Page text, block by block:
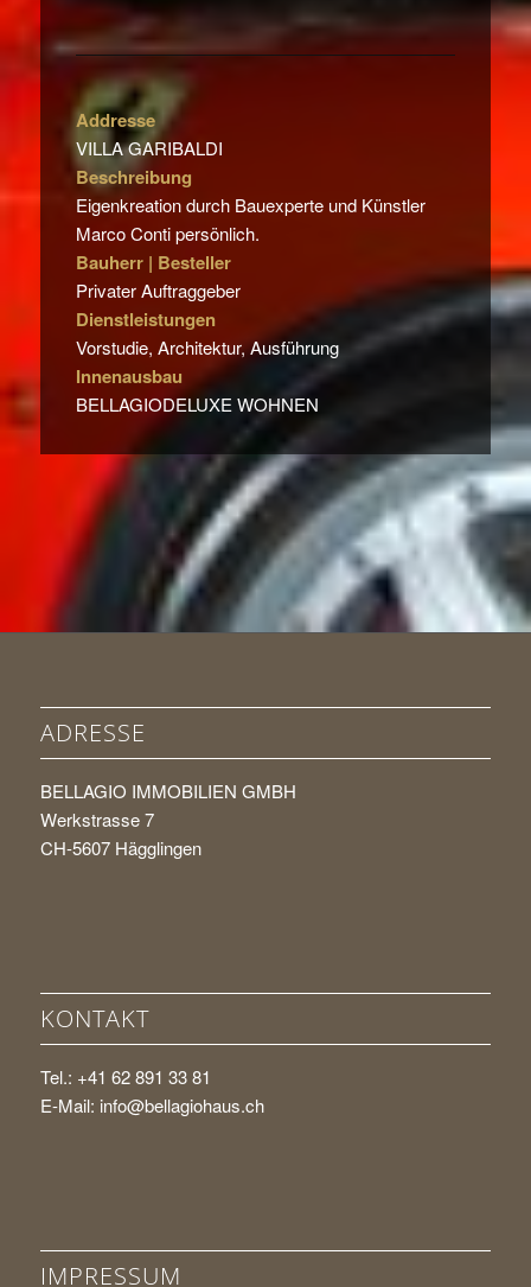
Addresse
VILLA GARIBALDI
Beschreibung
Eigenkreation durch Bauexperte und Künstler
Marco Conti persönlich.
Bauherr | Besteller
Privater Auftraggeber
Dienstleistungen
Vorstudie, Architektur, Ausführung
Innenausbau
BELLAGIODELUXE WOHNEN
ADRESSE
BELLAGIO IMMOBILIEN GMBH
Werkstrasse 7
CH-5607 Hägglingen
KONTAKT
Tel.: +41 62 891 33 81
E-Mail: info@bellagiohaus.ch
IMPRESSUM